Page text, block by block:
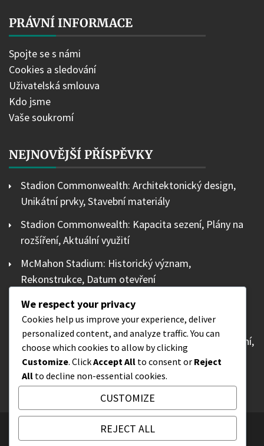
PRÁVNÍ INFORMACE
Spojte se s námi
Cookies a sledování
Uživatelská smlouva
Kdo jsme
Vaše soukromí
NEJNOVĚJŠÍ PŘÍSPĚVKY
Stadion Commonwealth: Architektonický design,
Unikátní prvky, Stavební materiály
Stadion Commonwealth: Kapacita sezení, Plány na
rozšíření, Aktuální využití
McMahon Stadium: Historický význam,
Rekonstrukce, Datum otevření
Tim Hortons Field: Kapacita sezení, Plány na
rozšíření, Aktuální využití
Windsor Stadium: Kapacita sezení, Plány na rozšíření,
Aktuální využití
All Rights Reserved 2025.
We respect your privacy
Cookies help us improve your experience, deliver
personalized content, and analyze traffic. You can
choose which cookies to allow by clicking
Customize. ClickAccept All to consent or Reject
All to decline non-essential cookies.
CUSTOMIZE
REJECT ALL